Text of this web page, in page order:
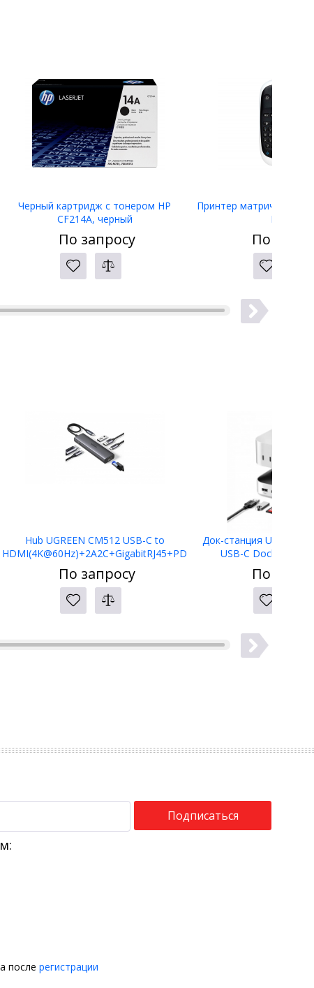
Черный картридж с тонером HP
CF214A, черный
По запросу
Принтер матричный
LW-400
По
Hub UGREEN CM512 USB-C to
HDMI(4K@60Hz)+2A2C+GigabitRJ45+PD
(100W) 45000
По запросу
Док-станция UGREEN
USB-C Docking
По
Подписаться
после регистрации